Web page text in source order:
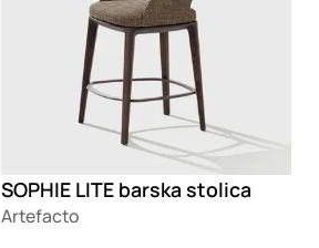
SOPHIE LITE barska stolica
Artefacto